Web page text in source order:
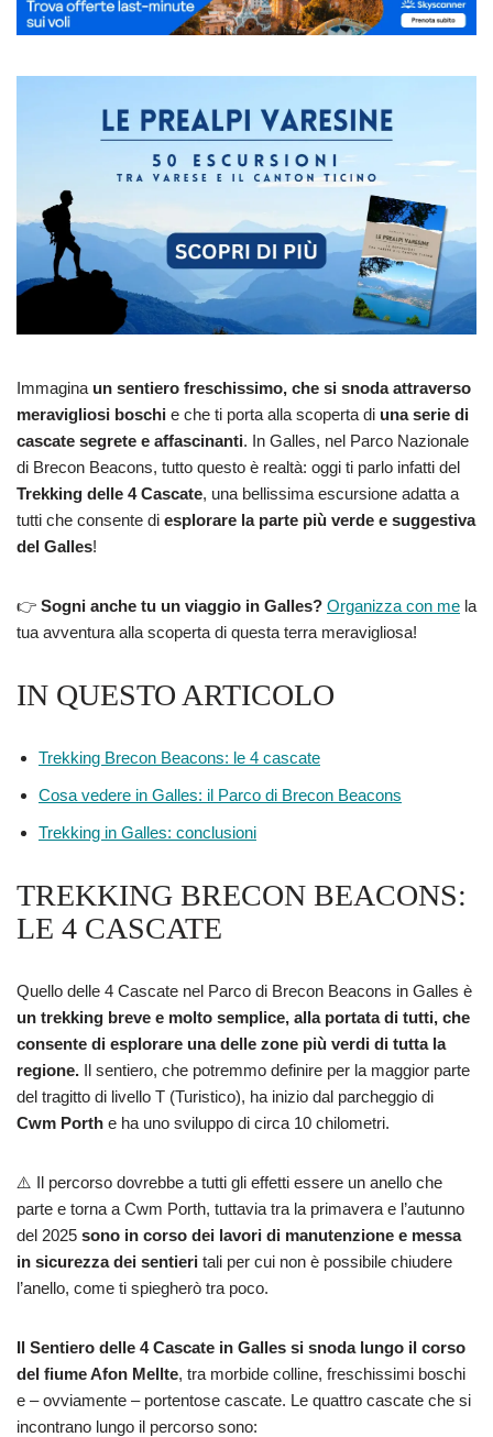
Immagina un sentiero freschissimo, che si snoda attraverso
meravigliosi boschi e che ti porta alla scoperta di una serie di
cascate segrete e affascinanti. In Galles, nel Parco Nazionale
di Brecon Beacons, tutto questo è realtà: oggi ti parlo infatti del
Trekking delle 4 Cascate, una bellissima escursione adatta a
tutti che consente di esplorare la parte più verde e suggestiva
del Galles!
👉 Sogni anche tu un viaggio in Galles? Organizza con me la
tua avventura alla scoperta di questa terra meravigliosa!
IN QUESTO ARTICOLO
Trekking Brecon Beacons: le 4 cascate
Cosa vedere in Galles: il Parco di Brecon Beacons
Trekking in Galles: conclusioni
TREKKING BRECON BEACONS:
LE 4 CASCATE
Quello delle 4 Cascate nel Parco di Brecon Beacons in Galles è
un trekking breve e molto semplice, alla portata di tutti, che
consente di esplorare una delle zone più verdi di tutta la
regione. Il sentiero, che potremmo definire per la maggior parte
del tragitto di livello T (Turistico), ha inizio dal parcheggio di
Cwm Porth e ha uno sviluppo di circa 10 chilometri.
⚠️ Il percorso dovrebbe a tutti gli effetti essere un anello che
parte e torna a Cwm Porth, tuttavia tra la primavera e l’autunno
del 2025 sono in corso dei lavori di manutenzione e messa
in sicurezza dei sentieri tali per cui non è possibile chiudere
l’anello, come ti spiegherò tra poco.
Il Sentiero delle 4 Cascate in Galles si snoda lungo il corso
del fiume Afon Mellte, tra morbide colline, freschissimi boschi
e – ovviamente – portentose cascate. Le quattro cascate che si
incontrano lungo il percorso sono: